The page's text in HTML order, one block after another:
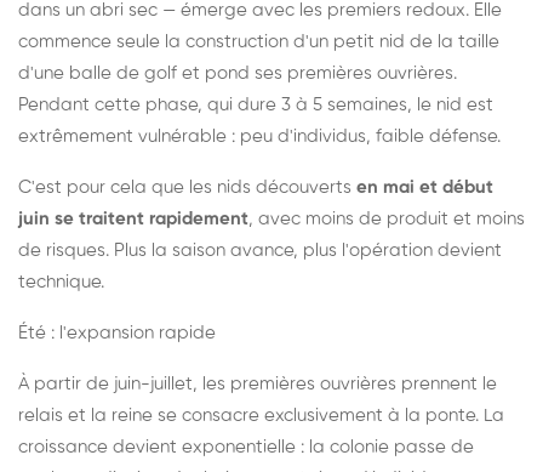
dans un abri sec — émerge avec les premiers redoux. Elle
commence seule la construction d'un petit nid de la taille
d'une balle de golf et pond ses premières ouvrières.
Pendant cette phase, qui dure 3 à 5 semaines, le nid est
extrêmement vulnérable : peu d'individus, faible défense.
C'est pour cela que les nids découverts en mai et début
juin se traitent rapidement, avec moins de produit et moins
de risques. Plus la saison avance, plus l'opération devient
technique.
Été : l'expansion rapide
À partir de juin-juillet, les premières ouvrières prennent le
relais et la reine se consacre exclusivement à la ponte. La
croissance devient exponentielle : la colonie passe de